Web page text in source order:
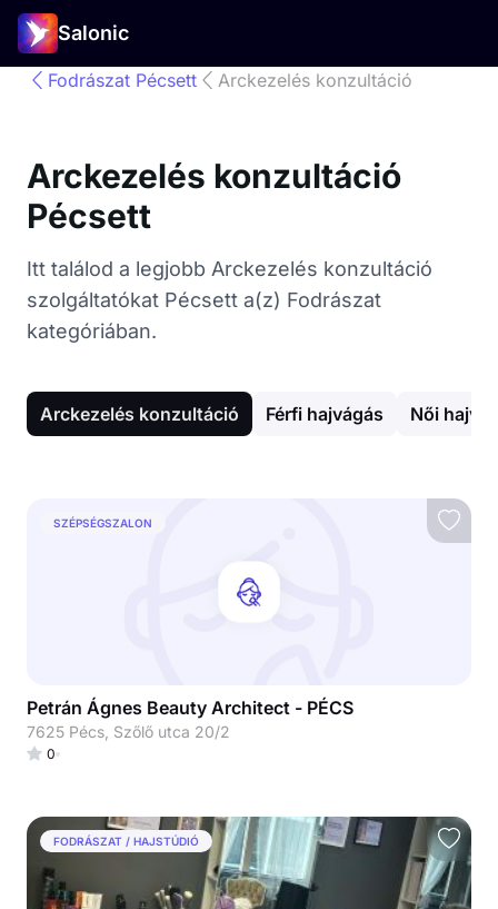
Salonic
Fodrászat Pécsett Arckezelés konzultáció
Arckezelés konzultáció
Pécsett
Itt találod a legjobb Arckezelés konzultáció
szolgáltatókat Pécsett a(z) Fodrászat
kategóriában.
Arckezelés konzultáció Férfi hajvágás Női
SZÉPSÉGSZALON
Petrán Ágnes Beauty Architect - PÉCS
7625 Pécs, Szőlő utca 20/2
0
FODRÁSZAT / HAJSTÚDIÓ